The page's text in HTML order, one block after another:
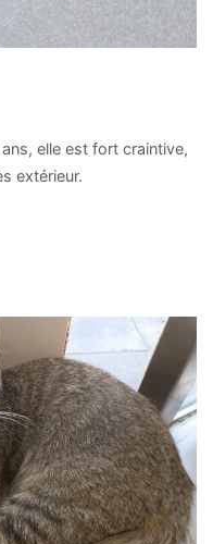
elle est fort craintive,
extérieur.